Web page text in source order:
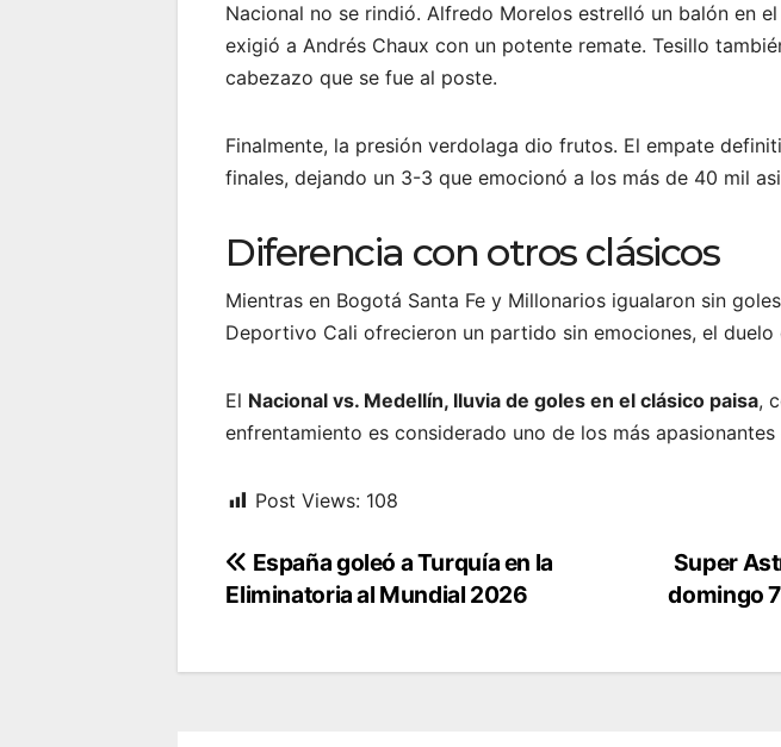
Nacional no se rindió. Alfredo Morelos estrelló un balón en
exigió a Andrés Chaux con un potente remate. Tesillo
cabezazo que se fue al poste.
Finalmente, la presión verdolaga dio frutos. El empate
finales, dejando un 3-3 que emocionó a los más de 40 mil
Diferencia con otros clásicos
Mientras en Bogotá Santa Fe y Millonarios igualaron sin
Deportivo Cali ofrecieron un partido sin emociones, el duelo
El Nacional vs. Medellín, lluvia de goles en el clásico paisa,
enfrentamiento es considerado uno de los más
Post Views: 108
Navegación
de
entradas
Super
domingo
España goleó a Turquía en la
Eliminatoria al Mundial 2026